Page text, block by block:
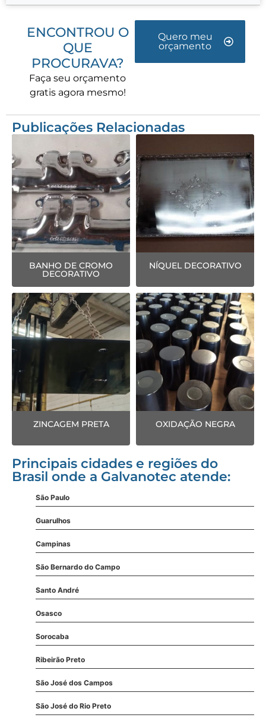
ENCONTROU O
QUE
PROCURAVA?
Faça seu orçamento
gratis agora mesmo!
Quero meu
orçamento
Publicações Relacionadas
BANHO DE CROMO
DECORATIVO
NÍQUEL DECORATIVO
ZINCAGEM PRETA OXIDAÇÃO NEGRA
Principais cidades e regiões do
Brasil onde a Galvanotec atende:
São Paulo
Guarulhos
Campinas
São Bernardo do Campo
Santo André
Osasco
Sorocaba
Ribeirão Preto
São José dos Campos
São José do Rio Preto